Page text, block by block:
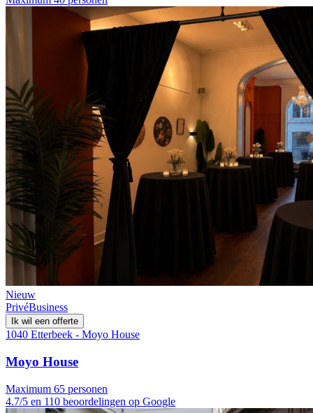
Nieuw
PrivéBusiness
Ik wil een offerte
1040 Etterbeek - Moyo House
Moyo House
Maximum 65 personen
4.7/5 en 110 beoordelingen op Google